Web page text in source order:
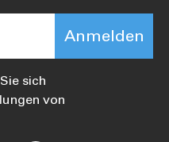
Anmelden
sich
von